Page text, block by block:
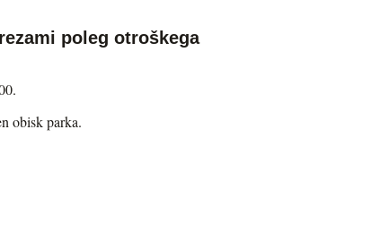
poleg otroškega
obisk parka.